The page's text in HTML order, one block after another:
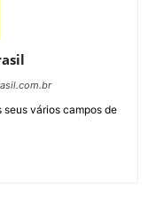
seus vários campos de